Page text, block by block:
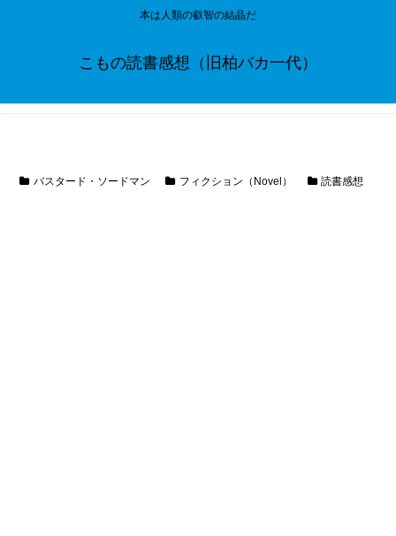
本は人類の叡智の結晶だ
こもの読書感想（旧柏バカ一代）
バスタード・ソードマン フィクション（Novel） 読書感想